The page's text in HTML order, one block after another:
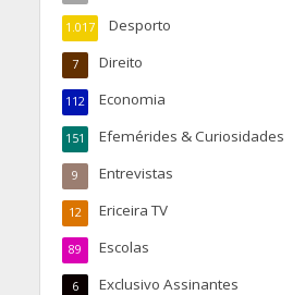
Desporto
1.017
Direito
7
Economia
112
Efemérides & Curiosidades
151
Entrevistas
9
Ericeira TV
12
Escolas
89
Exclusivo Assinantes
6